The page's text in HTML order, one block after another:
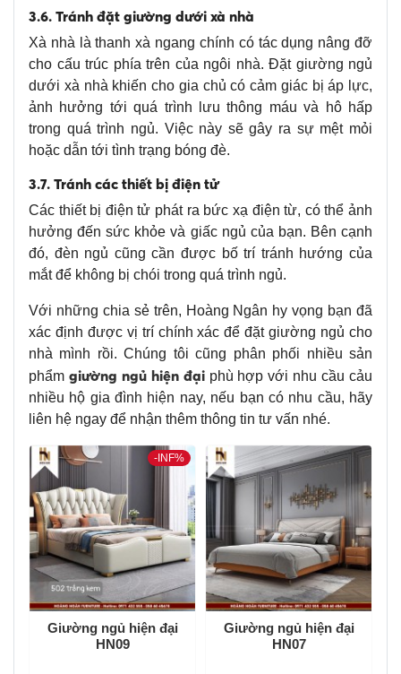
3.6. Tránh đặt giường dưới xà nhà
Xà nhà là thanh xà ngang chính có tác dụng nâng đỡ
cho cấu trúc phía trên của ngôi nhà. Đặt giường ngủ
dưới xà nhà khiến cho gia chủ có cảm giác bị áp lực,
ảnh hưởng tới quá trình lưu thông máu và hô hấp
trong quá trình ngủ. Việc này sẽ gây ra sự mệt mỏi
hoặc dẫn tới tình trạng bóng đè.
3.7. Tránh các thiết bị điện tử
Các thiết bị điện tử phát ra bức xạ điện từ, có thể ảnh
hưởng đến sức khỏe và giấc ngủ của bạn. Bên cạnh
đó, đèn ngủ cũng cần được bố trí tránh hướng của
mắt để không bị chói trong quá trình ngủ.
Với những chia sẻ trên, Hoàng Ngân hy vọng bạn đã
xác định được vị trí chính xác để đặt giường ngủ cho
nhà mình rồi. Chúng tôi cũng phân phối nhiều sản
phẩm giường ngủ hiện đạiphù hợp với nhu cầu cảu
nhiều hộ gia đình hiện nay, nếu bạn có nhu cầu, hãy
liên hệ ngay để nhận thêm thông tin tư vấn nhé.
- INF%
Giường ngủ hiện đại
HN09
Giường ngủ hiện đại
HN07